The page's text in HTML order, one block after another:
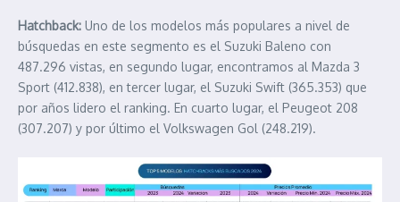
Hatchback: Uno de los modelos más populares a nivel de
búsquedas en este segmento es el Suzuki Baleno con
487.296 vistas, en segundo lugar, encontramos al Mazda 3
Sport (412.838), en tercer lugar, el Suzuki Swift (365.353) que
por años lidero el ranking. En cuarto lugar, el Peugeot 208
(307.207) y por último el Volkswagen Gol (248.219).